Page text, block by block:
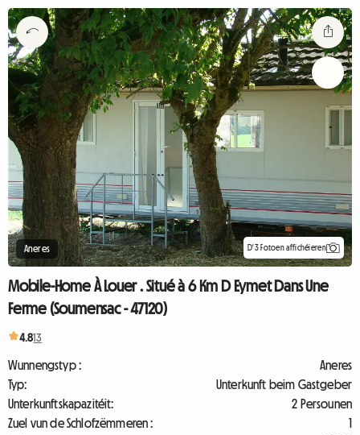
Aneres D'3 Fotoen affichéieren
Mobile-Home À Louer . Situé à 6 Km D Eymet Dans Une
Ferme (Soumensac - 47120)
4.813
Wunnengstyp :
Aneres
Typ:
Unterkunft beim Gastgeber
Unterkunftskapazitéit:
2 Persounen
Zuel vun de Schlofzëmmeren :
1